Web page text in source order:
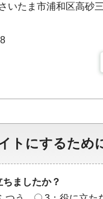
いたま市浦和区高砂
トにするため
ましたか？